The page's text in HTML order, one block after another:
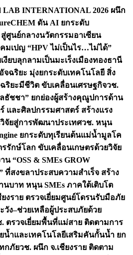
LAB INTERNATIONAL 2026 ผนึก
ดัน AI ยกระดับ
ศูนย์กลางนวัตกรรมอาเซียน
มเปญ “HPV ไม่เป็นไร…ไม่ได้”
ยบลุกลามเป็นมะเร็งเมืองทองธานี
จฉริยะ มุ่งยกระดับเทคโนโลยี สิ่ง
ริยะมีชีวิต ขับเคลื่อนเศรษฐกิจวช.
ธัชชา” ยกย่องผู้สร้างคุณูปการด้าน
และศิลปกรรมศาสตร์ สร้างแรง
จัยสู่การพัฒนาประเทศวช. หนุน
ยกระดับทุเรียนต้นแม่น้ำมูลโค
รักษ์โลก ขับเคลื่อนเกษตรด้วยวิจัย
น “OSS & SMEs GROW
ที่สงขลาประสบความสำเร็จ สร้าง
นบาท หนุน SMEs ภาคใต้เติบโต
ยงราย ตรวจเยี่ยมศูนย์โดรนรับมือภัย
วัง–ช่วยเหลือผู้ประสบภัยด้วย
. ตรวจเยี่ยมพื้นที่แม่สาย ติดตามการ
น้ำและเทคโนโลยีเสริมคันกั้นน้ำ ยก
กภัยวช. ผนึก จ.เชียงราย ติดตาม